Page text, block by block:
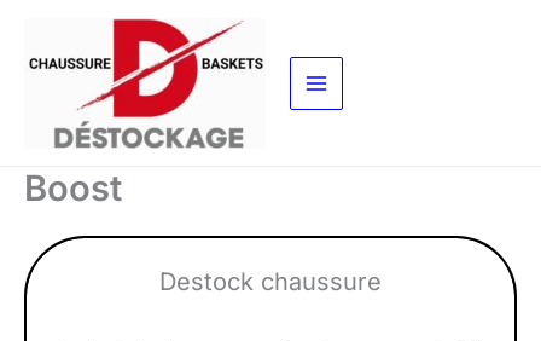
contenu
Boost
Destock chaussure